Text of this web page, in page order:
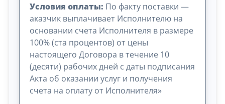
Условия оплаты: По факту поставки —
аказчик выплачивает Исполнителю на
основании счета Исполнителя в размере
100% (ста процентов) от цены
настоящего Договора в течение 10
(десяти) рабочих дней с даты подписания
Акта об оказании услуг и получения
счета на оплату от Исполнителя»